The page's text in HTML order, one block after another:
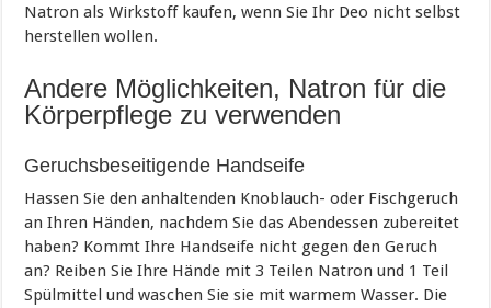
Natron als Wirkstoff kaufen, wenn Sie Ihr Deo nicht selbst
herstellen wollen.
Andere Möglichkeiten, Natron für die
Körperpflege zu verwenden
Geruchsbeseitigende Handseife
Hassen Sie den anhaltenden Knoblauch- oder Fischgeruch
an Ihren Händen, nachdem Sie das Abendessen zubereitet
haben? Kommt Ihre Handseife nicht gegen den Geruch
an? Reiben Sie Ihre Hände mit 3 Teilen Natron und 1 Teil
Spülmittel und waschen Sie sie mit warmem Wasser. Die